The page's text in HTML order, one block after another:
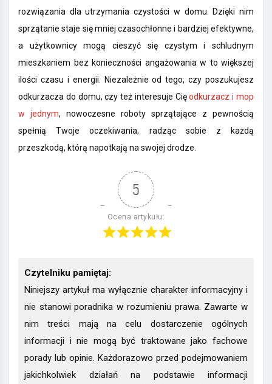
rozwiązania dla utrzymania czystości w domu. Dzięki nim
sprzątanie staje się mniej czasochłonne i bardziej efektywne,
a użytkownicy mogą cieszyć się czystym i schludnym
mieszkaniem bez konieczności angażowania w to większej
ilości czasu i energii. Niezależnie od tego, czy poszukujesz
odkurzacza do domu, czy też interesuje Cięodkurzacz i mop
w jednym, nowoczesne roboty sprzątające z pewnością
spełnią Twoje oczekiwania, radząc sobie z każdą
przeszkodą, którą napotkają na swojej drodze.
5
Ocena artykułu:
Czytelniku pamiętaj:
Niniejszy artykuł ma wyłącznie charakter informacyjny i
nie stanowi poradnika w rozumieniu prawa. Zawarte w
nim treści mają na celu dostarczenie ogólnych
informacji i nie mogą być traktowane jako fachowe
porady lub opinie. Każdorazowo przed podejmowaniem
jakichkolwiek działań na podstawie informacji